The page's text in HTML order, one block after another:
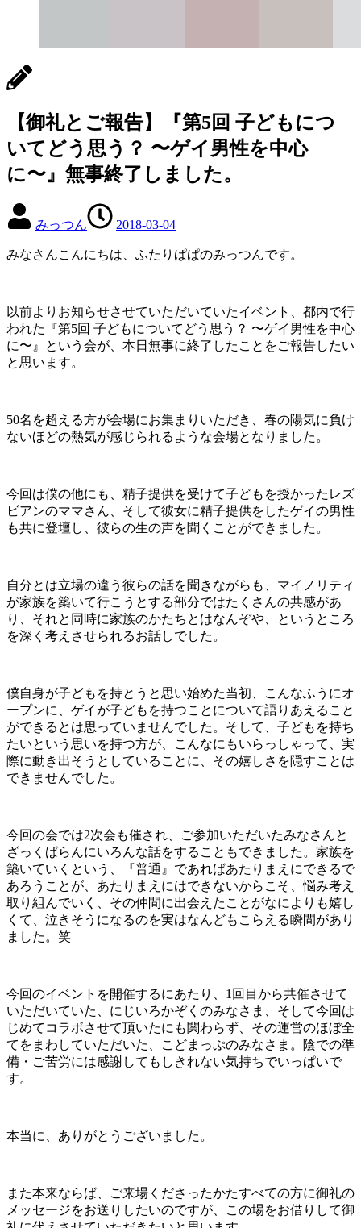
【御礼とご報告】『第5回 子どもにつ
いてどう思う？ 〜ゲイ男性を中心
に〜』無事終了しました。
みっつん 2018-03-04
みなさんこんにちは、ふたりぱぱのみっつんです。
以前よりお知らせさせていただいていたイベント、都内で行
われた『第5回 子どもについてどう思う？ 〜ゲイ男性を中心
に〜』という会が、本日無事に終了したことをご報告したい
と思います。
50名を超える方が会場にお集まりいただき、春の陽気に負け
ないほどの熱気が感じられるような会場となりました。
今回は僕の他にも、精子提供を受けて子どもを授かったレズ
ビアンのママさん、そして彼女に精子提供をしたゲイの男性
も共に登壇し、彼らの生の声を聞くことができました。
自分とは立場の違う彼らの話を聞きながらも、マイノリティ
が家族を築いて行こうとする部分ではたくさんの共感があ
り、それと同時に家族のかたちとはなんぞや、というところ
を深く考えさせられるお話しでした。
僕自身が子どもを持とうと思い始めた当初、こんなふうにオ
ープンに、ゲイが子どもを持つことについて語りあえること
ができるとは思っていませんでした。そして、子どもを持ち
たいという思いを持つ方が、こんなにもいらっしゃって、実
際に動き出そうとしていることに、その嬉しさを隠すことは
できませんでした。
今回の会では2次会も催され、ご参加いただいたみなさんと
ざっくばらんにいろんな話をすることもできました。家族を
築いていくという、『普通』であればあたりまえにできるで
あろうことが、あたりまえにはできないからこそ、悩み考え
取り組んでいく、その仲間に出会えたことがなによりも嬉し
くて、泣きそうになるのを実はなんどもこらえる瞬間があり
ました。笑
今回のイベントを開催するにあたり、1回目から共催させて
いただいていた、にじいろかぞくのみなさま、そして今回は
じめてコラボさせて頂いたにも関わらず、その運営のほぼ全
てをまわしていただいた、こどまっぷのみなさま。陰での準
備・ご苦労には感謝してもしきれない気持ちでいっぱいで
す。
本当に、ありがとうございました。
また本来ならば、ご来場くださったかたすべての方に御礼の
メッセージをお送りしたいのですが、この場をお借りして御